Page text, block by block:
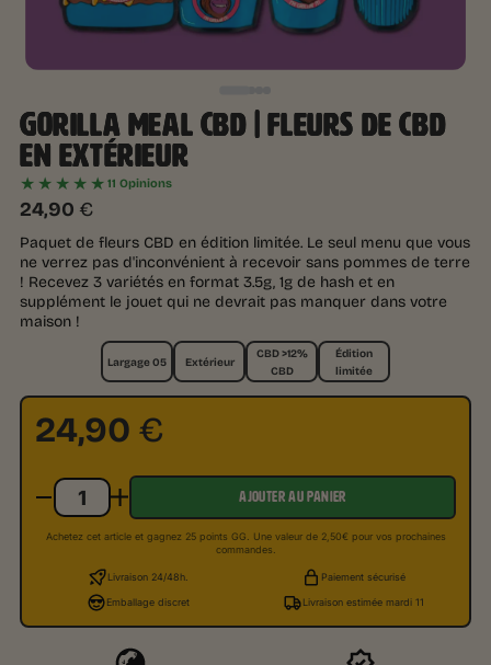
GORILLA MEAL CBD | FLEURS DE CBD
EN EXTÉRIEUR
★★★★★11 Opinions
24,90 €
Paquet de fleurs CBD en édition limitée. Le seul menu que vous
ne verrez pas d'inconvénient à recevoir sans pommes de terre
! Recevez 3 variétés en format 3.5g, 1g de hash et en
supplément le jouet qui ne devrait pas manquer dans votre
maison !
Largage 05 Extérieur
CBD >12%
CBD
Édition
limitée
24,90€
AJOUTER AU PANIER
Achetez cet article et gagnez 25 points GG. Une valeur de 2,50€ pour vos prochaines
commandes.
Livraison 24/48h. Paiement sécurisé
Emballage discret Livraison estimée mardi 11